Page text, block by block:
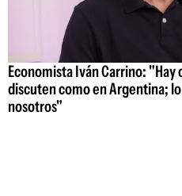
Economista Iván Carrino: "Hay
discuten como en Argentina;
nosotros"